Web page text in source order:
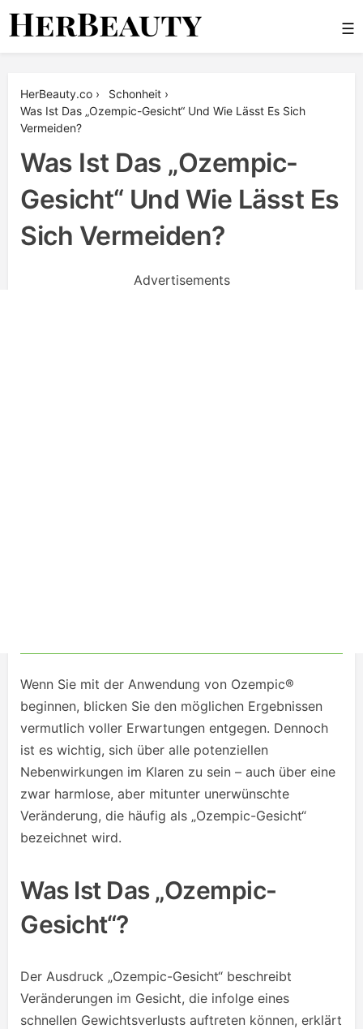
Skip
☰
HerBeauty.co › Schonheit ›
Was Ist Das „Ozempic-Gesicht“ Und Wie Lässt Es Sich
Vermeiden?
Was Ist Das „Ozempic-
Gesicht“ Und Wie Lässt Es
Sich Vermeiden?
Advertisements
Wenn Sie mit der Anwendung von Ozempic®
beginnen, blicken Sie den möglichen Ergebnissen
vermutlich voller Erwartungen entgegen. Dennoch
ist es wichtig, sich über alle potenziellen
Nebenwirkungen im Klaren zu sein – auch über eine
zwar harmlose, aber mitunter unerwünschte
Veränderung, die häufig als „Ozempic-Gesicht“
bezeichnet wird.
Was Ist Das „Ozempic-
Gesicht“?
Der Ausdruck „Ozempic-Gesicht“ beschreibt
Veränderungen im Gesicht, die infolge eines
schnellen Gewichtsverlusts auftreten können, erklärt